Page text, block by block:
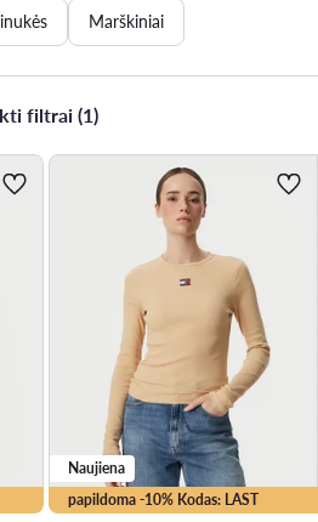
Marškiniai
filtrai (1)
papildoma -10% Kodas: LAST
Naujiena